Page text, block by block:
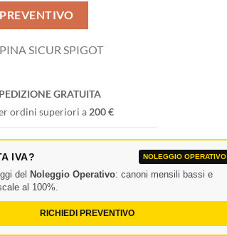
SICUR SPIGOT
GRATUITA
ordini superiori a 200 €
IVA? NOLEGGIO OPERATIVO
del Noleggio Operativo: canoni mensili bassi e
al 100%.
RICHIEDI PREVENTIVO